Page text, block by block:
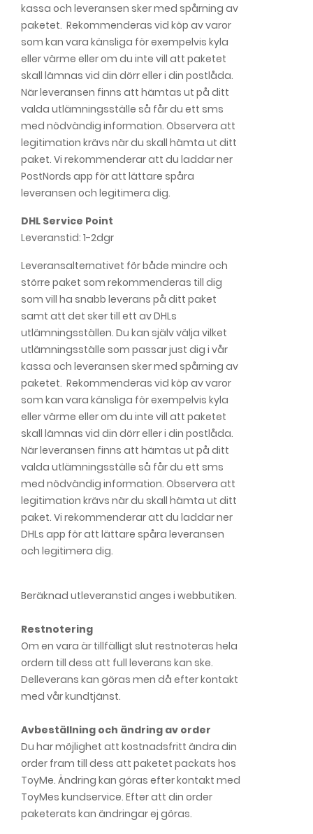
kassa och leveransen sker med spårning av
paketet. Rekommenderas vid köp av varor
som kan vara känsliga för exempelvis kyla
eller värme eller om du inte vill att paketet
skall lämnas vid din dörr eller i din postlåda.
När leveransen finns att hämtas ut på ditt
valda utlämningsställe så får du ett sms
med nödvändig information. Observera att
legitimation krävs när du skall hämta ut ditt
paket. Vi rekommenderar att du laddar ner
PostNords app för att lättare spåra
leveransen och legitimera dig.
DHL Service Point
Leveranstid: 1-2dgr
Leveransalternativet för både mindre och
större paket som rekommenderas till dig
som vill ha snabb leverans på ditt paket
samt att det sker till ett av DHLs
utlämningsställen. Du kan själv välja vilket
utlämningsställe som passar just dig i vår
kassa och leveransen sker med spårning av
paketet. Rekommenderas vid köp av varor
som kan vara känsliga för exempelvis kyla
eller värme eller om du inte vill att paketet
skall lämnas vid din dörr eller i din postlåda.
När leveransen finns att hämtas ut på ditt
valda utlämningsställe så får du ett sms
med nödvändig information. Observera att
legitimation krävs när du skall hämta ut ditt
paket. Vi rekommenderar att du laddar ner
DHLs app för att lättare spåra leveransen
och legitimera dig.
Beräknad utleveranstid anges i webbutiken.
Restnotering
Om en vara är tillfälligt slut restnoteras hela
ordern till dess att full leverans kan ske.
Delleverans kan göras men då efter kontakt
med vår kundtjänst.
Avbeställning och ändring av order
Du har möjlighet att kostnadsfritt ändra din
order fram till dess att paketet packats hos
ToyMe. Ändring kan göras efter kontakt med
ToyMes kundservice. Efter att din order
paketerats kan ändringar ej göras.